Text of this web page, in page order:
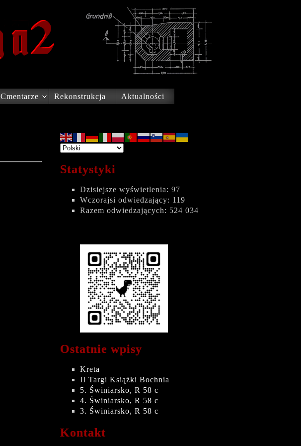
Cmentarze Rekonstrukcja Aktualności
Statystyki
Dzisiejsze wyświetlenia: 97
Wczorajsi odwiedzający: 119
Razem odwiedzających: 524 034
Ostatnie wpisy
Kreta
II Targi Książki Bochnia
5. Świniarsko, R 58 c
4. Świniarsko, R 58 c
3. Świniarsko, R 58 c
Kontakt